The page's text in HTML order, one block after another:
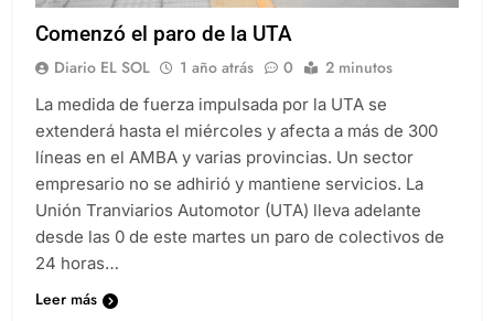
Comenzó el paro de la UTA
Diario EL SOL 1 año atrás 0 2 minutos
La medida de fuerza impulsada por la UTA se
extenderá hasta el miércoles y afecta a más de 300
líneas en el AMBA y varias provincias. Un sector
empresario no se adhirió y mantiene servicios. La
Unión Tranviarios Automotor (UTA) lleva adelante
desde las 0 de este martes un paro de colectivos de
24 horas…
Leer más